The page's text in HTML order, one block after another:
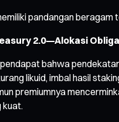
pandangan
2.0—Alokasi
bahwa
likuid, imbal hasil
premiumnya
kuat.